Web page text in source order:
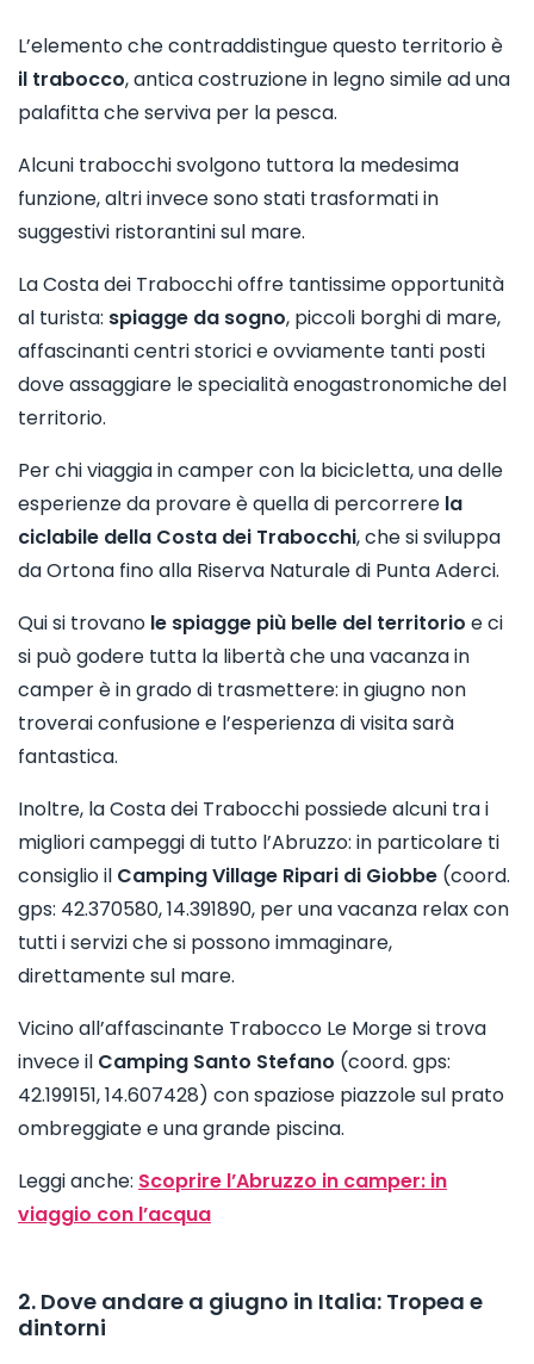
L’elemento che contraddistingue questo territorio è
il trabocco, antica costruzione in legno simile ad una
palafitta che serviva per la pesca.
Alcuni trabocchi svolgono tuttora la medesima
funzione, altri invece sono stati trasformati in
suggestivi ristorantini sul mare.
La Costa dei Trabocchi offre tantissime opportunità
al turista: spiagge da sogno, piccoli borghi di mare,
affascinanti centri storici e ovviamente tanti posti
dove assaggiare le specialità enogastronomiche del
territorio.
Per chi viaggia in camper con la bicicletta, una delle
esperienze da provare è quella di percorrere la
ciclabile della Costa dei Trabocchi, che si sviluppa
da Ortona fino alla Riserva Naturale di Punta Aderci.
Qui si trovano le spiagge più belle del territorio e ci
si può godere tutta la libertà che una vacanza in
camper è in grado di trasmettere: in giugno non
troverai confusione e l’esperienza di visita sarà
fantastica.
Inoltre, la Costa dei Trabocchi possiede alcuni tra i
migliori campeggi di tutto l’Abruzzo: in particolare ti
consiglio il Camping Village Ripari di Giobbe (coord.
gps: 42.370580, 14.391890, per una vacanza relax con
tutti i servizi che si possono immaginare,
direttamente sul mare.
Vicino all’affascinante Trabocco Le Morge si trova
invece il Camping Santo Stefano (coord. gps:
42.199151, 14.607428) con spaziose piazzole sul prato
ombreggiate e una grande piscina.
Leggi anche: Scoprire l’Abruzzo in camper: in
viaggio con l’acqua
2. Dove andare a giugno in Italia: Tropea e
dintorni